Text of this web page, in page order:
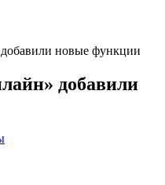
новые функции
добавили